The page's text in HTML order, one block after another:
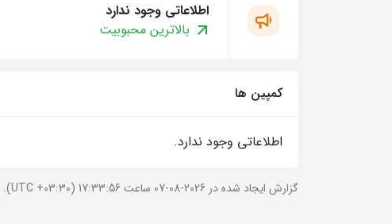
اطلاعاتی وجود ندارد
بالاترین محبوبیت
کمپین ها
اطلاعاتی وجود ندارد.
گزارش ایجاد شده در 2026-08-07 ساعت 17:33:56 (UTC +03:30).